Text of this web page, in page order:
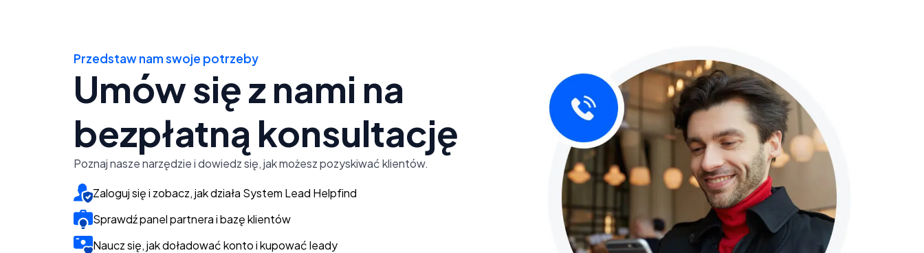
Przedstaw nam swoje potrzeby
Umów się z nami na
bezpłatną konsultację
Poznaj nasze narzędzie i dowiedz się, jak możesz pozyskiwać klientów.
Zaloguj się i zobacz, jak działa System Lead Helpfind
Sprawdź panel partnera i bazę klientów
Naucz się, jak doładować konto i kupować leady